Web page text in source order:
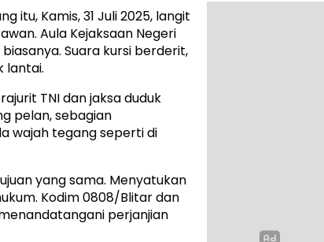
itu, Kamis, 31 Juli 2025, langit
Aula Kejaksaan Negeri
Suara kursi berderit,
lantai.
TNI dan jaksa duduk
pelan, sebagian
wajah tegang seperti di
yang sama. Menyatukan
Kodim 0808/Blitar dan
perjanjian